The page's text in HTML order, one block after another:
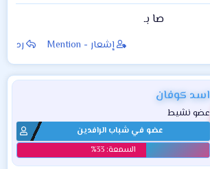
صا بـ​
إشعار - Mention رد
اسد كوفان
عضو نشيط
عضو في شباب الرافدين